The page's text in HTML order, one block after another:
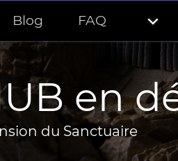
Blog FAQ
en
du Sanctuaire